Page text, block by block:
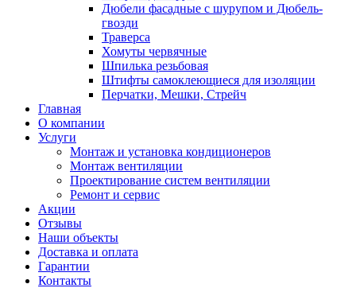
Дюбели фасадные с шурупом и Дюбель-
гвозди
Траверса
Хомуты червячные
Шпилька резьбовая
Штифты самоклеющиеся для изоляции
Перчатки, Мешки, Стрейч
Главная
О компании
Услуги
Монтаж и установка кондиционеров
Монтаж вентиляции
Проектирование систем вентиляции
Ремонт и сервис
Акции
Отзывы
Наши объекты
Доставка и оплата
Гарантии
Контакты